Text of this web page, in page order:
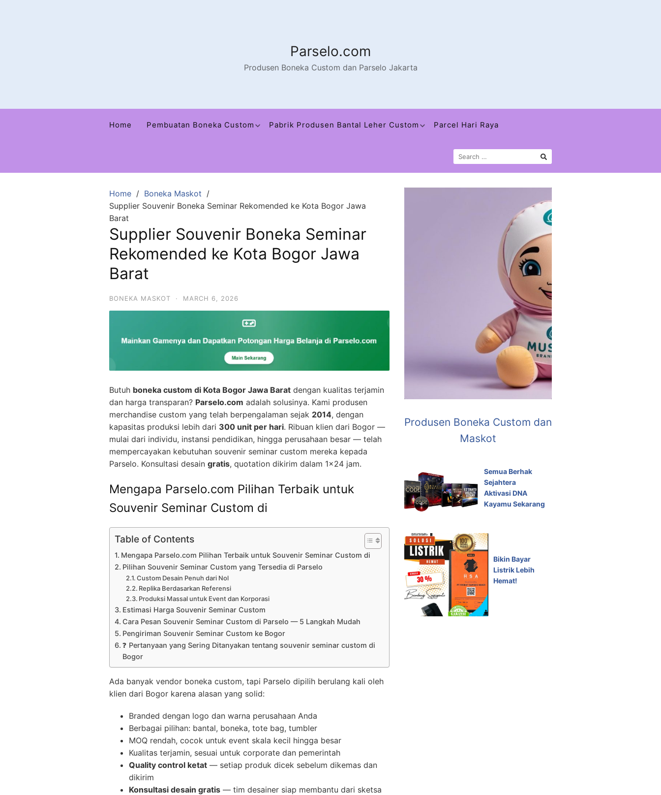
Parselo.com
Produsen Boneka Custom dan Parselo Jakarta
Home Pembuatan Boneka Custom Pabrik Produsen Bantal Leher Custom Parcel Hari Raya
Home
Boneka Maskot
Supplier Souvenir Boneka Seminar Rekomended ke Kota Bogor Jawa
Barat
Supplier Souvenir Boneka Seminar
Rekomended ke Kota Bogor Jawa
Barat
BONEKA MASKOT · MARCH 6, 2026
Butuh boneka custom di Kota Bogor Jawa Barat dengan kualitas terjamin
dan harga transparan? Parselo.com adalah solusinya. Kami produsen
merchandise custom yang telah berpengalaman sejak 2014, dengan
kapasitas produksi lebih dari 300 unit per hari. Ribuan klien dari Bogor —
mulai dari individu, instansi pendidikan, hingga perusahaan besar — telah
mempercayakan kebutuhan souvenir seminar custom mereka kepada
Parselo. Konsultasi desain gratis, quotation dikirim dalam 1×24 jam.
Mengapa Parselo.com Pilihan Terbaik untuk
Souvenir Seminar Custom di
Table of Contents
Mengapa Parselo.com Pilihan Terbaik untuk Souvenir Seminar Custom di
Pilihan Souvenir Seminar Custom yang Tersedia di Parselo
Custom Desain Penuh dari Nol
Replika Berdasarkan Referensi
Produksi Massal untuk Event dan Korporasi
Estimasi Harga Souvenir Seminar Custom
Cara Pesan Souvenir Seminar Custom di Parselo — 5 Langkah Mudah
Pengiriman Souvenir Seminar Custom ke Bogor
❓ Pertanyaan yang Sering Ditanyakan tentang souvenir seminar custom di
Bogor
Ada banyak vendor boneka custom, tapi Parselo dipilih berulang kali oleh
klien dari Bogor karena alasan yang solid:
Branded dengan logo dan warna perusahaan Anda
Berbagai pilihan: bantal, boneka, tote bag, tumbler
MOQ rendah, cocok untuk event skala kecil hingga besar
Kualitas terjamin, sesuai untuk corporate dan pemerintah
Quality control ketat — setiap produk dicek sebelum dikemas dan
dikirim
Konsultasi desain gratis — tim desainer siap membantu dari sketsa
Produsen Boneka Custom dan
Maskot
Semua Berhak
Sejahtera
Aktivasi DNA
Kayamu Sekarang
Bikin Bayar
Listrik Lebih
Hemat!